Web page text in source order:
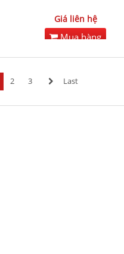
Giá liên hệ
Mua hàng
2 3 Last